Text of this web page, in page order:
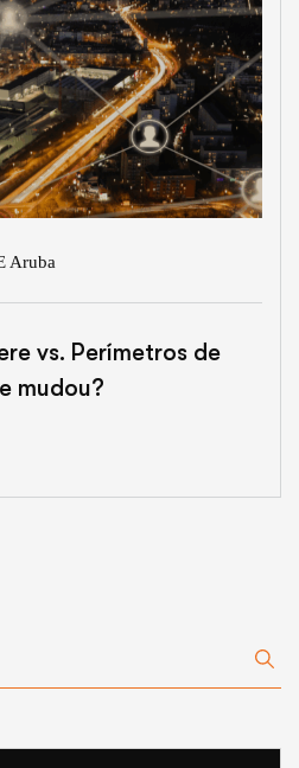
Aruba
vs. Perímetros de
mudou?